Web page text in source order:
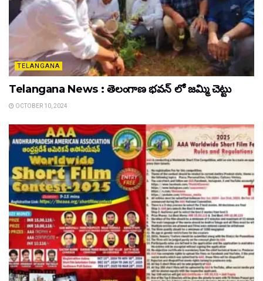
TELANGANA
Telangana News : తెలంగాణ భవన్ లో జమ్మి చెట్టు
OCTOBER 10, 2024